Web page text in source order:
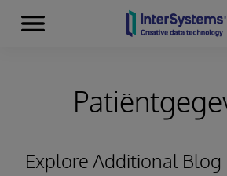
Skip to content
Menu
Explore Additional Blog